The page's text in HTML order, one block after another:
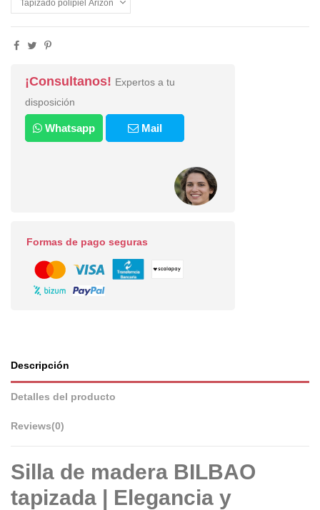
¡Consultanos! Expertos a tu
disposición
Whatsapp Mail
Formas de pago seguras
Descripción
Detalles del producto
Reviews(0)
Silla de madera BILBAO
tapizada | Elegancia y